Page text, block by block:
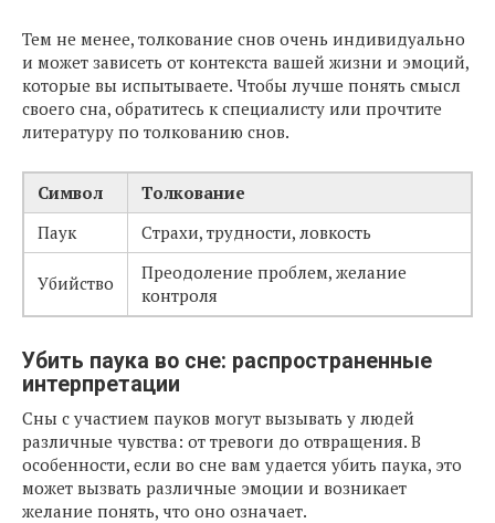
Тем не менее, толкование снов очень индивидуально
и может зависеть от контекста вашей жизни и эмоций,
которые вы испытываете. Чтобы лучше понять смысл
своего сна, обратитесь к специалисту или прочтите
литературу по толкованию снов.
Символ
Толкование
Паук
Страхи, трудности, ловкость
Убийство
Преодоление проблем, желание
контроля
Убить паука во сне: распространенные
интерпретации
Сны с участием пауков могут вызывать у людей
различные чувства: от тревоги до отвращения. В
особенности, если во сне вам удается убить паука, это
может вызвать различные эмоции и возникает
желание понять, что оно означает.